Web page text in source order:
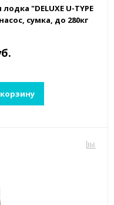
"DELUXE U-TYPE
сумка, до 280кг